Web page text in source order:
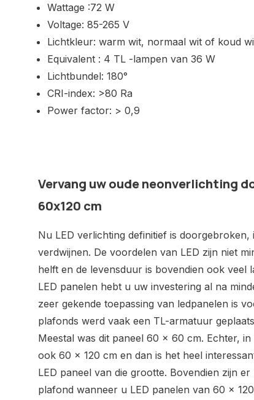
Wattage :72 W
Voltage: 85-265 V
Lichtkleur: warm wit, normaal wit of koud
Equivalent : 4 TL -lampen van 36 W
Lichtbundel: 180°
CRI-index: >80 Ra
Power factor: > 0,9
Vervang uw oude neonverlichting
60x120 cm
Nu LED verlichting definitief is
verdwijnen. De voordelen van LED zijn niet
helft en de levensduur is bovendien ook veel
LED panelen hebt u uw investering al na
zeer gekende toepassing van ledpanelen is
plafonds werd vaak een TL-armatuur
Meestal was dit paneel 60 x 60 cm. Echter, in
ook 60 x 120 cm en dan is het heel
LED paneel van die grootte. Bovendien zijn
plafond wanneer u LED panelen van 60 x